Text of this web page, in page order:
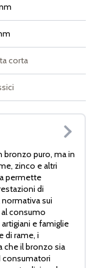
corta
bronzo puro, ma in
zinco e altri
permette
di
sui
consumo
e famiglie
di rame, i
che il bronzo sia
consumatori